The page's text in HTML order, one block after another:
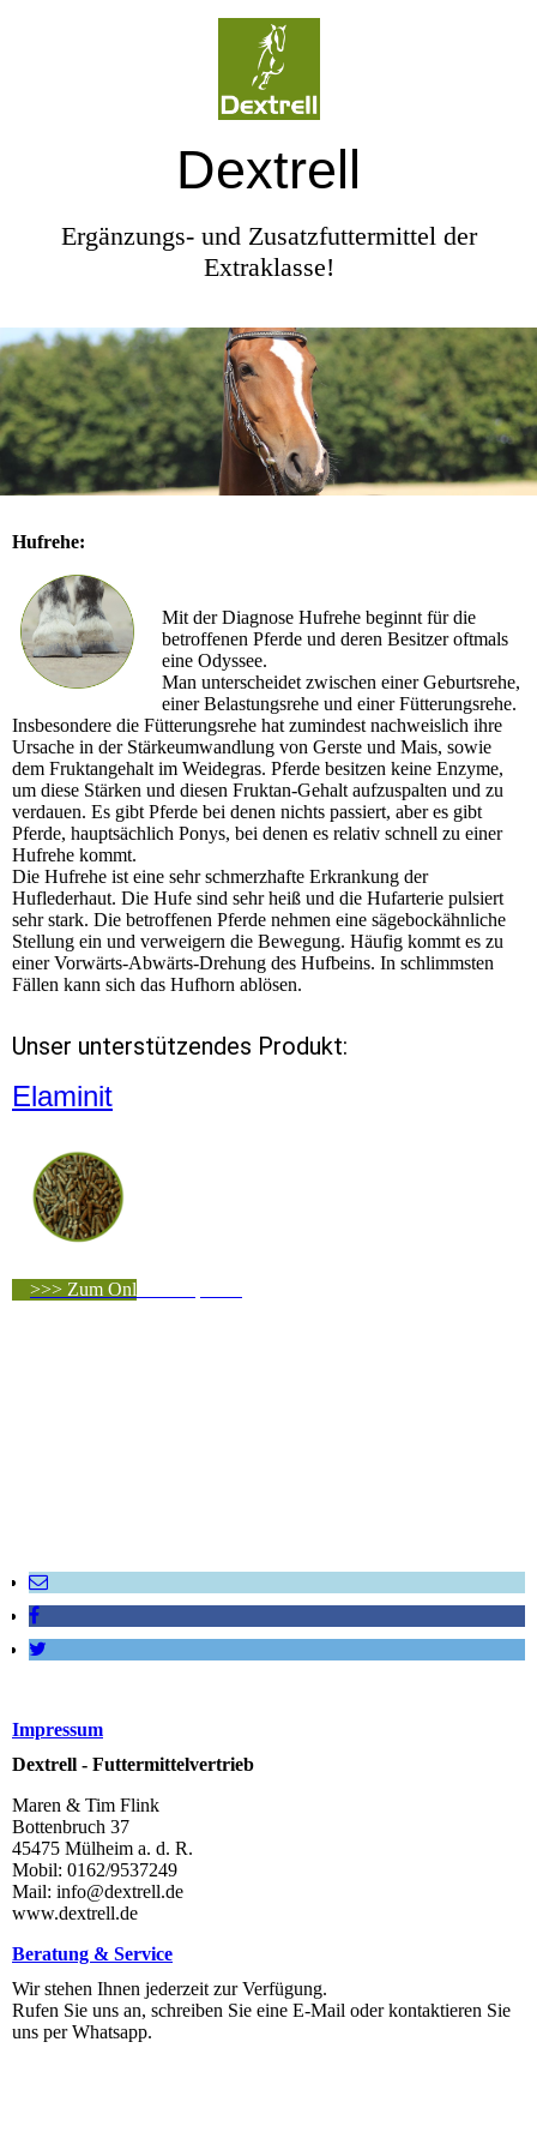
Dextrell
Ergänzungs- und Zusatzfuttermittel der
Extraklasse!
Hufrehe:
Mit der Diagnose Hufrehe beginnt für die
betroffenen Pferde und deren Besitzer oftmals
eine Odyssee.
Man unterscheidet zwischen einer Geburtsrehe,
einer Belastungsrehe und einer Fütterungsrehe.
Insbesondere die Fütterungsrehe hat zumindest nachweislich ihre
Ursache in der Stärkeumwandlung von Gerste und Mais, sowie
dem Fruktangehalt im Weidegras. Pferde besitzen keine Enzyme,
um diese Stärken und diesen Fruktan-Gehalt aufzuspalten und zu
verdauen. Es gibt Pferde bei denen nichts passiert, aber es gibt
Pferde, hauptsächlich Ponys, bei denen es relativ schnell zu einer
Hufrehe kommt.
Die Hufrehe ist eine sehr schmerzhafte Erkrankung der
Huflederhaut. Die Hufe sind sehr heiß und die Hufarterie pulsiert
sehr stark. Die betroffenen Pferde nehmen eine sägebockähnliche
Stellung ein und verweigern die Bewegung. Häufig kommt es zu
einer Vorwärts-Abwärts-Drehung des Hufbeins. In schlimmsten
Fällen kann sich das Hufhorn ablösen.
Unser unterstützendes Produkt:
Elaminit
>>> Zum Online-Shop <<<
Impressum
Dextrell - Futtermittelvertrieb
Maren & Tim Flink
Bottenbruch 37
45475 Mülheim a. d. R.
Mobil: 0162/9537249
Mail: info@dextrell.de
www.dextrell.de
Beratung & Service
Wir stehen Ihnen jederzeit zur Verfügung.
Rufen Sie uns an, schreiben Sie eine E-Mail oder kontaktieren Sie
uns per Whatsapp.